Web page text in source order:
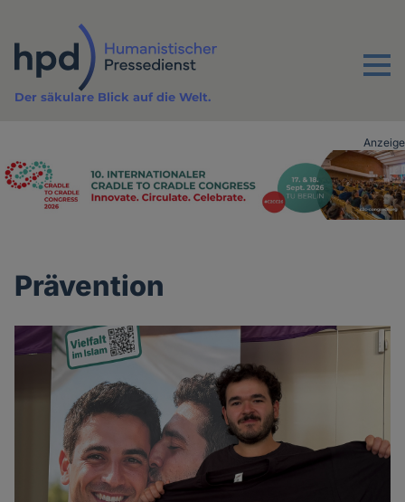
Inhalt
Menu
Der säkulare Blick auf die Welt.
Advertising
Anzeige
Prävention